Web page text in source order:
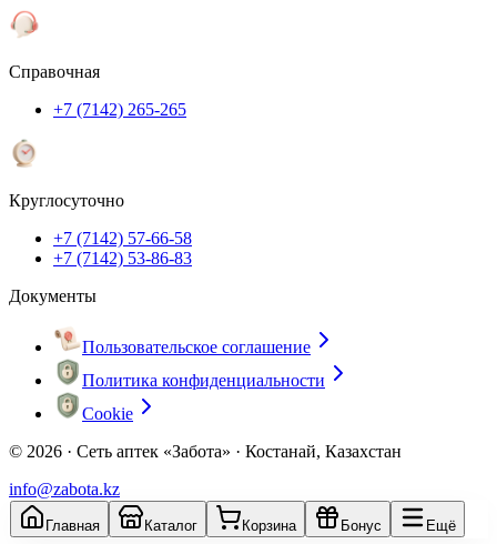
Справочная
+7 (7142) 265-265
Круглосуточно
+7 (7142) 57-66-58
+7 (7142) 53-86-83
Документы
Пользовательское соглашение
Политика конфиденциальности
Cookie
© 2026 · Сеть аптек «Забота» · Костанай, Казахстан
info@zabota.kz
Главная Каталог Корзина Бонус Ещё